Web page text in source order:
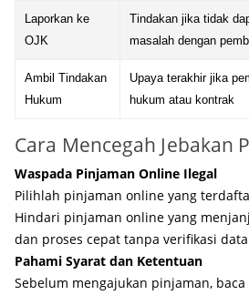
Laporkan ke
OJK
Tindakan jika tidak
masalah dengan
Ambil Tindakan
Hukum
Upaya terakhir jika
hukum atau kontrak
Cara Mencegah Jebakan
Waspada Pinjaman Online Ilegal
Pilihlah pinjaman online yang
Hindari pinjaman online yang
dan proses cepat tanpa verifikasi
Pahami Syarat dan Ketentuan
Sebelum mengajukan pinjaman,